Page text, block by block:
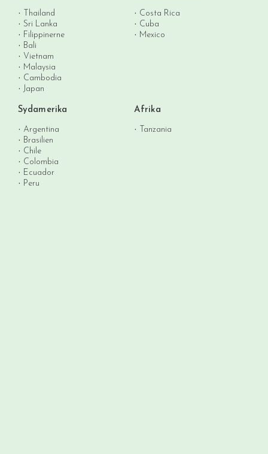
Thailand
Sri Lanka
Filippinerne
Bali
Vietnam
Malaysia
Cambodia
Japan
Costa Rica
Cuba
Mexico
Sydamerika
Argentina
Brasilien
Chile
Colombia
Ecuador
Peru
Afrika
Tanzania